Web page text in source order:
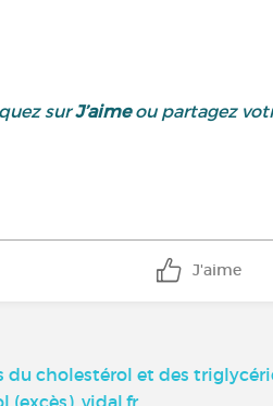
surJ’aimeou partagez
J'aime
du cholestérol et des
(excès), vidal.fr